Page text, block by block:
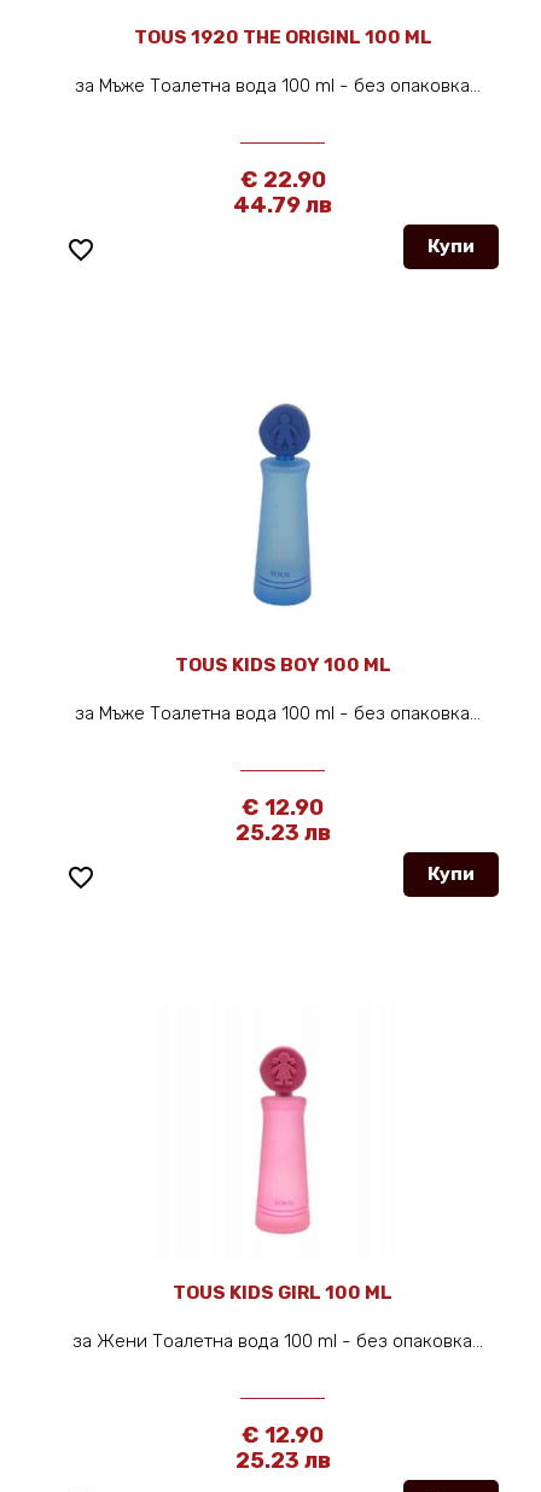
favorite_border
TOUS 1920 THE ORIGINL 100 ML
за Мъже Тоалетна вода 100 ml - без опаковка...
€ 22.90
44.79 лв
Купи
favorite_border
TOUS KIDS BOY 100 ML
за Мъже Тоалетна вода 100 ml - без опаковка...
€ 12.90
25.23 лв
Купи
TOUS KIDS GIRL 100 ML
за Жени Тоалетна вода 100 ml - без опаковка...
€ 12.90
25.23 лв